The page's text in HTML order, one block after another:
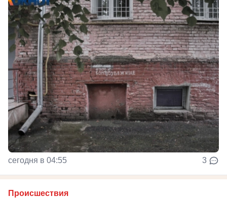
сегодня в 04:55 3
Происшествия